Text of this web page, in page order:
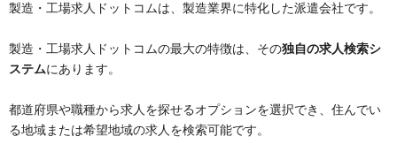
製造・工場求人ドットコムは、製造業界に特化した派遣会社です。
製造・工場求人ドットコムの最大の特徴は、その独自の求人検索シ
ステムにあります。
都道府県や職種から求人を探せるオプションを選択でき、住んでい
る地域または希望地域の求人を検索可能です。